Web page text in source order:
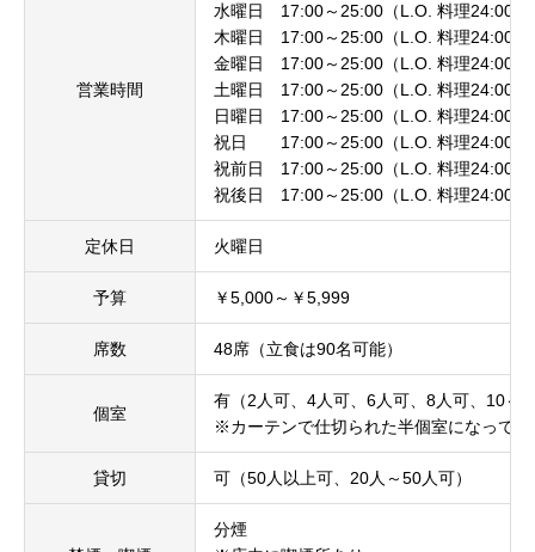
営業時間
水曜日 17:00～25:00（L.O. 料理24:00
木曜日 17:00～25:00（L.O. 料理24:00
金曜日 17:00～25:00（L.O. 料理24:00
土曜日 17:00～25:00（L.O. 料理24:00
日曜日 17:00～25:00（L.O. 料理24:00
祝日 17:00～25:00（L.O. 料理24:00 ド
祝前日 17:00～25:00（L.O. 料理24:00
祝後日 17:00～25:00（L.O. 料理24:00
定休日 火曜日
予算 ￥5,000～￥5,999
席数 48席（立食は90名可能）
個室
有（2人可、4人可、6人可、8人可、10～
※カーテンで仕切られた半個室になってお
貸切 可（50人以上可、20人～50人可）
分煙